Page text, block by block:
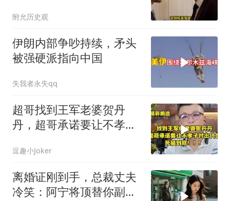
附允历史观
伊朗内部争吵持续，矛头
被强硬派指向中国
失我者永失qq
超哥找到王军老婆贺丹
丹，超哥承诺要让不孝子
逗趣小Joker
离婚证刚到手，总裁丈夫
冷笑：阿宁将顶替你副总